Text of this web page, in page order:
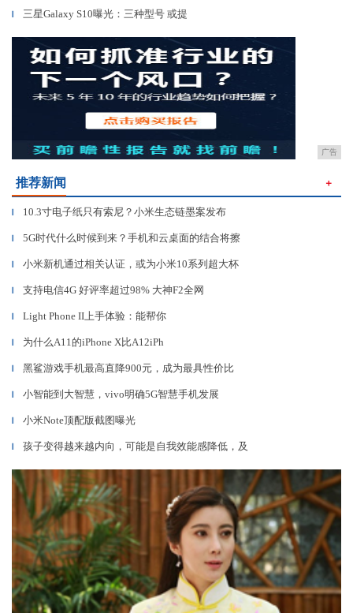
▎ 三星Galaxy S10曝光：三种型号 或提
广告
推荐新闻 ＋
▎ 10.3寸电子纸只有索尼？小米生态链墨案发布
▎ 5G时代什么时候到来？手机和云桌面的结合将擦
▎ 小米新机通过相关认证，或为小米10系列超大杯
▎ 支持电信4G 好评率超过98% 大神F2全网
▎ Light Phone II上手体验：能帮你
▎ 为什么A11的iPhone X比A12iPh
▎ 黑鲨游戏手机最高直降900元，成为最具性价比
▎ 小智能到大智慧，vivo明确5G智慧手机发展
▎ 小米Note顶配版截图曝光
▎ 孩子变得越来越内向，可能是自我效能感降低，及